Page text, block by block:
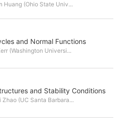
Huang (Ohio State Univ...
and Normal Functions
(Washington Universi...
and Stability Conditions
Zhao (UC Santa Barbara...